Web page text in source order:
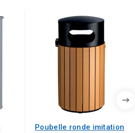
Poubelle ronde imitation